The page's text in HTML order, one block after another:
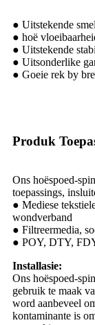
● Uitstekende
● hoë
● Uitstekende
● Uitsonderlike
● Goeie rek by
Produk
Ons hoëspoed-
toepassings,
● Mediese
wondverband
● Filtreermedia,
● POY, DTY,
Installasie:
Ons hoëspoed-
gebruik te maak
word aanbeveel
kontaminante is